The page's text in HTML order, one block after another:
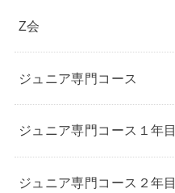
Z会
ジュニア専門コース
ジュニア専門コース１年目
ジュニア専門コース２年目